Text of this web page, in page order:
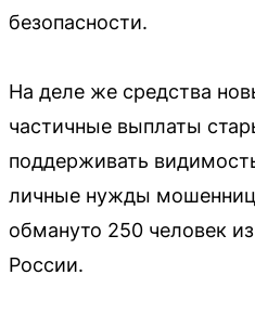
безопасности.
На деле же средства
частичные выплаты
поддерживать
личные нужды
обмануто 250 человек
России.